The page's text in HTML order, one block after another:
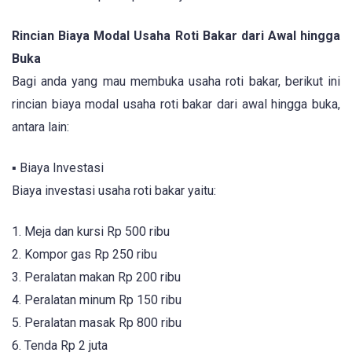
Rincian Biaya Modal Usaha Roti Bakar dari Awal hingga
Buka
Bagi anda yang mau membuka usaha roti bakar, berikut ini
rincian biaya modal usaha roti bakar dari awal hingga buka,
antara lain:
▪ Biaya Investasi
Biaya investasi usaha roti bakar yaitu:
1. Meja dan kursi Rp 500 ribu
2. Kompor gas Rp 250 ribu
3. Peralatan makan Rp 200 ribu
4. Peralatan minum Rp 150 ribu
5. Peralatan masak Rp 800 ribu
6. Tenda Rp 2 juta